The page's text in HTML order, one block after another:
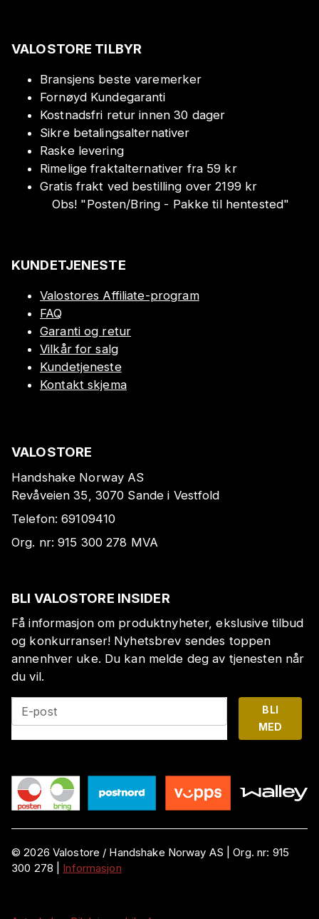
VALOSTORE TILBYR
Bransjens beste varemerker
Fornøyd Kundegaranti
Kostnadsfri retur innen 30 dager
Sikre betalingsalternativer
Raske levering
Rimelige fraktalternativer fra 59 kr
Gratis frakt ved bestilling over 2199 kr
Obs! "Posten/Bring - Pakke til hentested"
KUNDETJENESTE
Valostores Affiliate-program
FAQ
Garanti og retur
Vilkår for salg
Kundetjeneste
Kontakt skjema
VALOSTORE
Handshake Norway AS
Revåveien 35, 3070 Sande i Vestfold
Telefon:69109410
Org. nr:915 300 278 MVA
BLI VALOSTORE INSIDER
Få informasjon om produktnyheter, ekslusive tilbud
og konkurranser! Nyhetsbrev sendes toppen
annenhver uke. Du kan melde deg av tjenesten når
du vil.
E-post
BLI
MED
©2026 Valostore / Handshake Norway AS |Org. nr: 915
300 278
Informasjon